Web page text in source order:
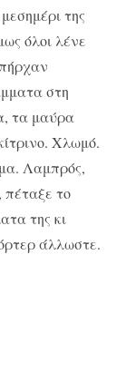
της
όλοι λένε
στη
τα μαύρα
Χλωμό.
Λαμπρός,
πέταξε το
της κι
άλλωστε.